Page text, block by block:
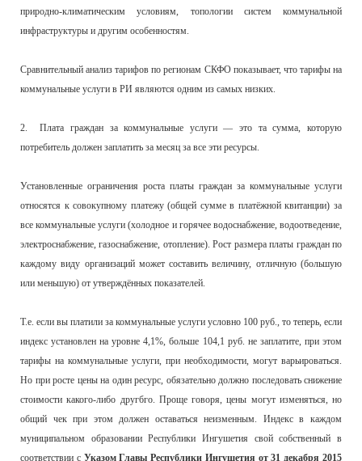
природно-климатическим условиям, топологии систем коммунальной
инфраструктуры и другим особенностям.
Сравнительный анализ тарифов по регионам СКФО показывает, что тарифы на
коммунальные услуги в РИ являются одним из самых низких.
2. Плата граждан за коммунальные услуги — это та сумма, которую
потребитель должен заплатить за месяц за все эти ресурсы.
Установленные ограничения роста платы граждан за коммунальные услуги
относятся к совокупному платежу (общей сумме в платёжной квитанции) за
все коммунальные услуги (холодное и горячее водоснабжение, водоотведение,
электроснабжение, газоснабжение, отопление). Рост размера платы граждан по
каждому виду организаций может составить величину, отличную (большую
или меньшую) от утверждённых показателей.
Т.е. если вы платили за коммунальные услуги условно 100 руб., то теперь, если
индекс установлен на уровне 4,1%, больше 104,1 руб. не заплатите, при этом
тарифы на коммунальные услуги, при необходимости, могут варьироваться.
Но при росте цены на один ресурс, обязательно должно последовать снижение
стоимости какого-либо другбго. Проще говоря, цены могут изменяться, но
общий чек при этом должен оставаться неизменным. Индекс в каждом
муниципальном образовании Республики Ингушетия свой собственный в
соответствии с Указом Главы Республики Ингушетия от 31 декабря 2015